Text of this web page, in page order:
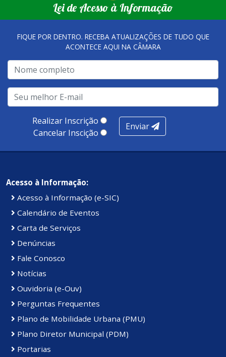
Lei de Acesso à Informação
FIQUE POR DENTRO. RECEBA ATUALIZAÇÕES DE TUDO QUE
ACONTECE AQUI NA CÂMARA
Realizar Inscrição
Cancelar Inscição
Enviar
Acesso à Informação:
Acesso à Informação (e-SIC)
Calendário de Eventos
Carta de Serviços
Denúncias
Fale Conosco
Notícias
Ouvidoria (e-Ouv)
Perguntas Frequentes
Plano de Mobilidade Urbana (PMU)
Plano Diretor Municipal (PDM)
Portarias